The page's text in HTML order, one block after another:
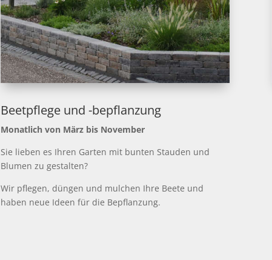
Beetpflege und -bepflanzung
Monatlich von März bis November
Sie lieben es Ihren Garten mit bunten Stauden und
Blumen zu gestalten?
Wir pflegen, düngen und mulchen Ihre Beete und
haben neue Ideen für die Bepflanzung.